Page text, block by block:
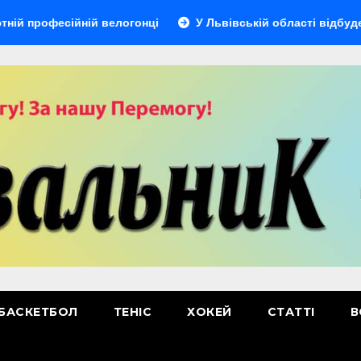
велогонці У Львівській області відбудеться
ТЕНІС ХОКЕЙ СТАТТІ